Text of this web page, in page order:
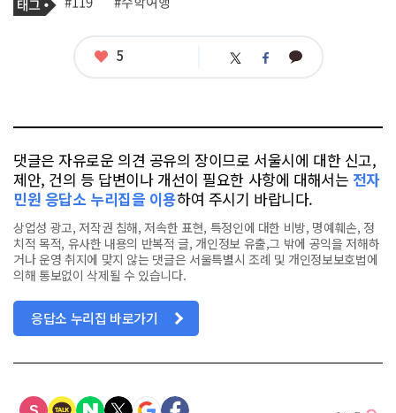
사
그
좋
5 트 페 카
댓글은 자유로운 의견 공유의 장이므로 서울시에 대한 신고,
제안, 건의 등 답변이나 개선이 필요한 사항에 대해서는 전자
민원 응답소 누리집을 이용하여 주시기 바랍니다.
상업성 광고, 저작권 침해, 저속한 표현, 특정인에 대한 비방, 명예훼손, 정
치적 목적, 유사한 내용의 반복적 글, 개인정보 유출,그 밖에 공익을 저해하
거나 운영 취지에 맞지 않는 댓글은 서울특별시 조례 및 개인정보보호법에
의해 통보없이 삭제될 수 있습니다.
응답소 누리집 바로가기